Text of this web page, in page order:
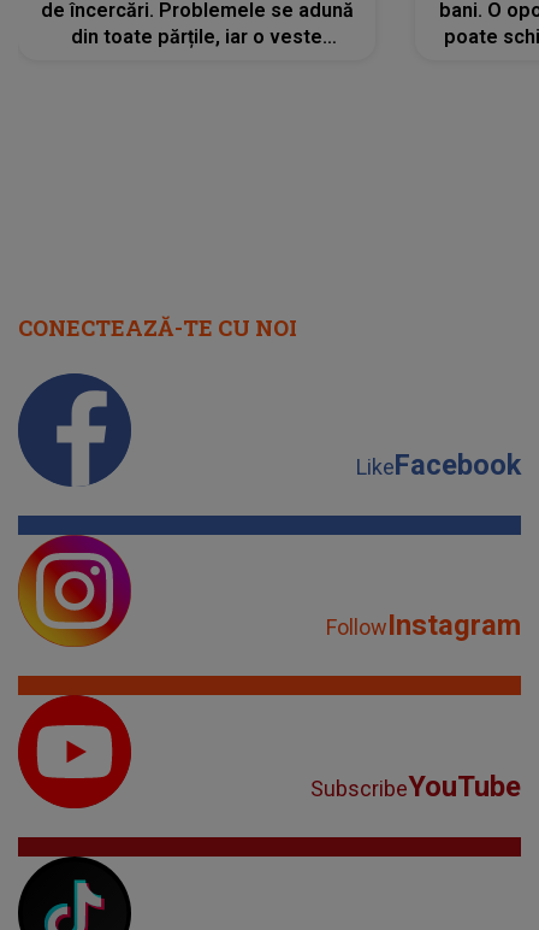
de încercări. Problemele se adună
din toate părțile, iar o veste
bani. O
poate
CONECTEAZĂ-TE CU NOI
LikeFacebook
FollowInstagram
SubscribeYouTube